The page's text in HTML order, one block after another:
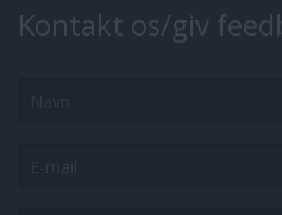
Kontakt os/giv